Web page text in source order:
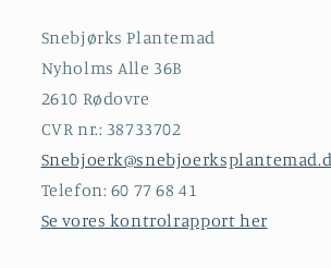
Snebjørks Plantemad
Nyholms Alle 36B
2610 Rødovre
CVR nr.: 38733702
Telefon: 60 77 68 41
Se vores kontrolrapport her